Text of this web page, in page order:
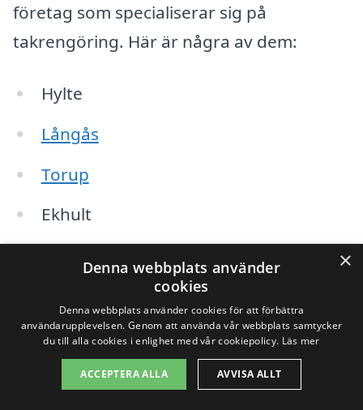
företag som specialiserar sig på
takrengöring. Här är några av dem:
Hylte
Långås
Torup
Ekhult
Halmstad
Börsjö
×
Denna webbplats använder
cookies
Denna webbplats använder cookies för att förbättra
användarupplevelsen. Genom att använda vår webbplats samtycker
du till alla cookies i enlighet med vår cookiepolicy. Läs mer
ACCEPTERA ALLA AVVISA ALLT